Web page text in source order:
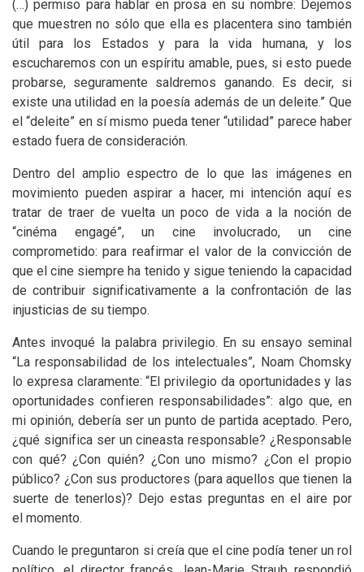
(…) permiso para hablar en prosa en su nombre: Dejemos
que muestren no sólo que ella es placentera sino también
útil para los Estados y para la vida humana, y los
escucharemos con un espíritu amable, pues, si esto puede
probarse, seguramente saldremos ganando. Es decir, si
existe una utilidad en la poesía además de un deleite.” Que
el “deleite” en sí mismo pueda tener “utilidad” parece haber
estado fuera de consideración.
Dentro del amplio espectro de lo que las imágenes en
movimiento pueden aspirar a hacer, mi intención aquí es
tratar de traer de vuelta un poco de vida a la noción de
“cinéma engagé”, un cine involucrado, un cine
comprometido: para reafirmar el valor de la convicción de
que el cine siempre ha tenido y sigue teniendo la capacidad
de contribuir significativamente a la confrontación de las
injusticias de su tiempo.
Antes invoqué la palabra privilegio. En su ensayo seminal
“La responsabilidad de los intelectuales”, Noam Chomsky
lo expresa claramente: “El privilegio da oportunidades y las
oportunidades confieren responsabilidades”: algo que, en
mi opinión, debería ser un punto de partida aceptado. Pero,
¿qué significa ser un cineasta responsable? ¿Responsable
con qué? ¿Con quién? ¿Con uno mismo? ¿Con el propio
público? ¿Con sus productores (para aquellos que tienen la
suerte de tenerlos)? Dejo estas preguntas en el aire por
el momento.
Cuando le preguntaron si creía que el cine podía tener un rol